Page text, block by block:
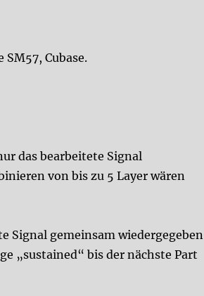
Cubase.
das bearbeitete Signal
von bis zu 5 Layer wären
Signal gemeinsam wiedergegeben
„sustained“ bis der nächste Part